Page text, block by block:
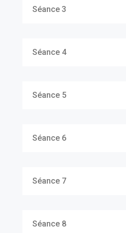
Séance 3
Séance 4
Séance 5
Séance 6
Séance 7
Séance 8